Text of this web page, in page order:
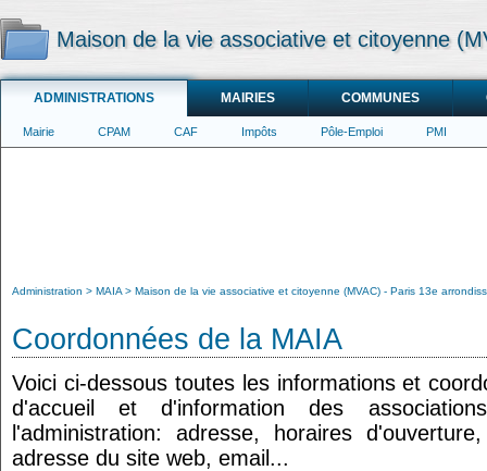
Maison de la vie associative et citoyenne
ADMINISTRATIONS MAIRIES COMMUNES
Mairie CPAM CAF Impôts Pôle-Emploi PMI
Administration MAIA Maison de la vie associative et citoyenne (MVAC) - Paris 13e
Coordonnées de la MAIA
Voici ci-dessous toutes les informations et
d'accueil et d'information des
l'administration: adresse, horaires
adresse du site web, email...